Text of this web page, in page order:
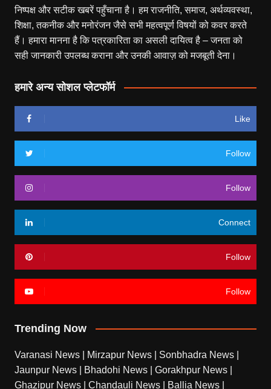
निष्पक्ष और सटीक खबरें पहुँचाना है। हम राजनीति, समाज, अर्थव्यवस्था,
शिक्षा, तकनीक और मनोरंजन जैसे सभी महत्वपूर्ण विषयों को कवर करते
हैं। हमारा मानना है कि पत्रकारिता का असली दायित्व है – जनता को
सही जानकारी उपलब्ध कराना और उनकी आवाज़ को मजबूती देना।
हमारे अन्य सोशल प्लेटफॉर्म
Like
Follow
Follow
Connect
Follow
Follow
Trending Now
Varanasi News Mirzapur News Sonbhadra News
Jaunpur News
Bhadohi News Gorakhpur News
Ghazipur News
Chandauli News Ballia News